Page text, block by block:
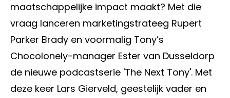
maatschappelijke impact maakt? Met die
vraag lanceren marketingstrateeg Rupert
Parker Brady en voormalig Tony’s
Chocolonely-manager Ester van Dusseldorp
de nieuwe podcastserie 'The Next Tony'. Met
deze keer Lars Gierveld, geestelijk vader en